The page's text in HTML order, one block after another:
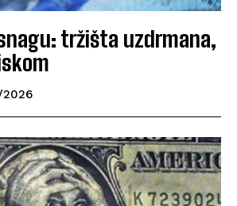
tržišta uzdrmana,